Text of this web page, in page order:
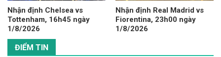
Nhận định Chelsea vs
Tottenham, 16h45 ngày
1/8/2026
Nhận định Real Madrid vs
Fiorentina, 23h00 ngày
1/8/2026
ĐIỂM TIN